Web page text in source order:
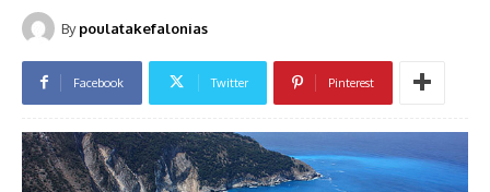
By poulatakefalonias
Facebook Twitter Pinterest